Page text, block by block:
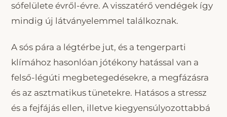
sófelülete évről-évre. A visszatérő vendégek így
mindig új látványelemmel találkoznak.
A sós pára a légtérbe jut, és a tengerparti
klímához hasonlóan jótékony hatással van a
felső-légúti megbetegedésekre, a megfázásra
és az asztmatikus tünetekre. Hatásos a stressz
és a fejfájás ellen, illetve kiegyensúlyozottabbá